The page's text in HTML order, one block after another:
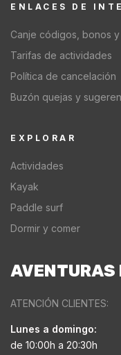
EXPLORAR
Actividades
Kayak
Paddle surf
Dormir y comer
ENLACES DE
Canje códigos, bonos
Tarifas de actividades
Política de cancelación
Buzón quejas y
AVENTURAS
ATENCIÓN CLIENTES:
Lunes a domingo:
de 10:00h a 20:30h